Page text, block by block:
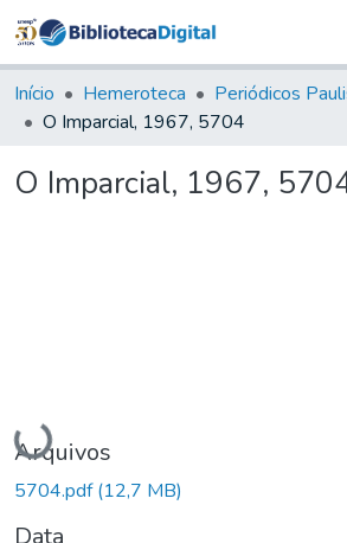
&
Coleções
Tudo na
Digital
Início Hemeroteca Periódicos
O Imparcial, 1967, 5704
O Imparcial, 1967,
Carregando...
Arquivos
5704.pdf(12,7 MB)
Data